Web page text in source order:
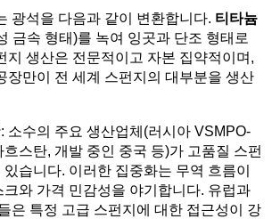
광석을 다음과 같이 변환합니다. 티타늄
금속 형태)를 녹여 잉곳과 단조 형태로
지 생산은 전문적이고 자본 집약적이며,
장만이 전 세계 스펀지의 대부분을 생산
소수의 주요 생산업체(러시아 VSMPO-
스탄, 개발 중인 중국 등)가 고품질 스펀
습니다. 이러한 집중화는 무역 흐름이
와 가격 민감성을 야기합니다. 유럽과
은 특정 고급 스펀지에 대한 접근성이 강